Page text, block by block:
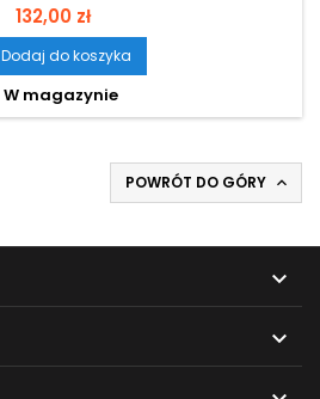
Cena
132,00 zł
Dodaj do koszyka
W magazynie
POWRÓT DO GÓRY 

